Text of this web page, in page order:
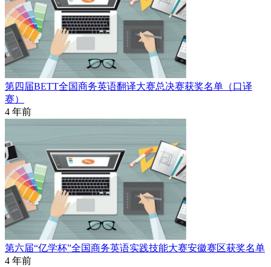
第四届BETT全国商务英语翻译大赛总决赛获奖名单（口译
赛）
4 年前
第六届“亿学杯”全国商务英语实践技能大赛安徽赛区获奖名单
4 年前